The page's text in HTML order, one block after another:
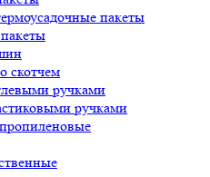
пакеты
скотчем
ручками
ручками